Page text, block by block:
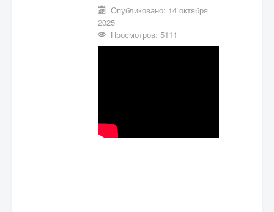
Опубликовано: 14 октября
2025
Просмотров: 5111